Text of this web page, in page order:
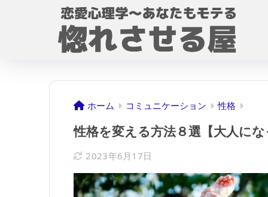
ホーム コミュニケーション 性格
性格を変える方法８選【大人に
2023年6月17日